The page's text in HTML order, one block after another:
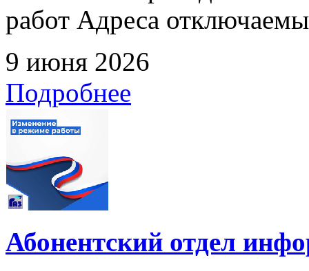
работ Адреса
9 июня 2026
Подробнее
Абонентский отдел